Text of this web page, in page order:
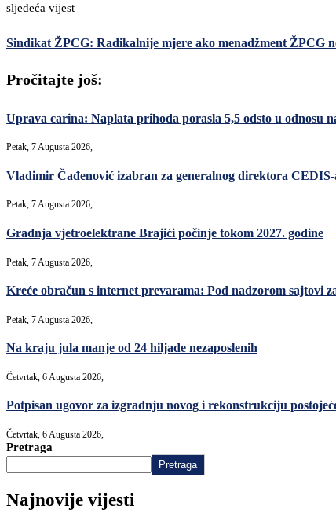
sljedeća vijest
Sindikat ŽPCG: Radikalnije mjere ako menadžment ŽPCG
Pročitajte još:
Uprava carina: Naplata prihoda porasla 5,5 odsto u odnosu
Petak, 7 Augusta 2026,
Vladimir Čađenović izabran za generalnog direktora CEDIS-
Petak, 7 Augusta 2026,
Gradnja vjetroelektrane Brajići počinje tokom 2027. godine
Petak, 7 Augusta 2026,
Kreće obračun s internet prevarama: Pod nadzorom sajtovi
Petak, 7 Augusta 2026,
Na kraju jula manje od 24 hiljade nezaposlenih
Četvrtak, 6 Augusta 2026,
Potpisan ugovor za izgradnju novog i rekonstrukciju
Četvrtak, 6 Augusta 2026,
Pretraga
Pretraga
Najnovije vijesti